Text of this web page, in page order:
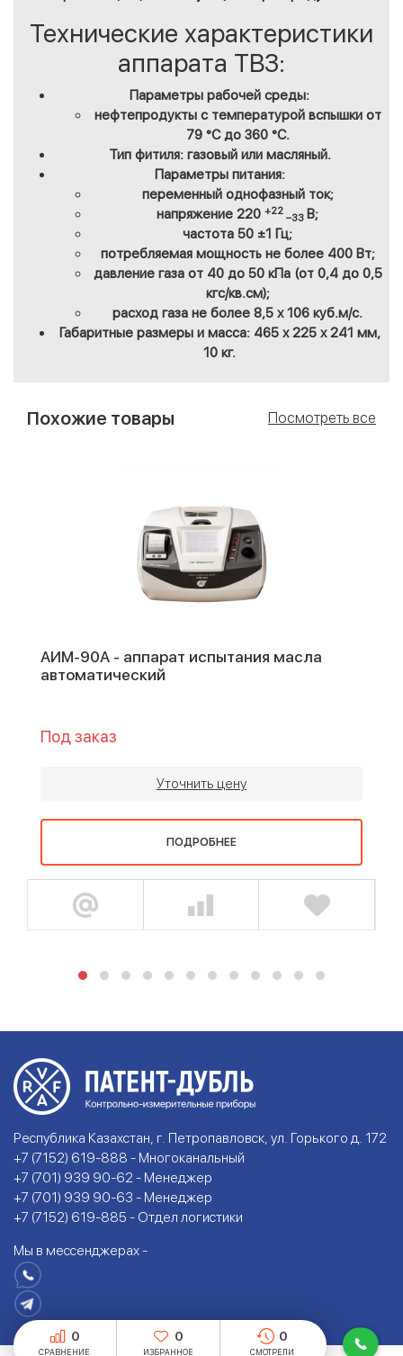
Технические характеристики
аппарата ТВЗ:
Параметры рабочей среды:
нефтепродукты с температурой вспышки от
79 °С до 360 °С.
Тип фитиля: газовый или масляный.
Параметры питания:
переменный однофазный ток;
напряжение 220 +22
–33 В;
частота 50 ±1 Гц;
потребляемая мощность не более 400 Вт;
давление газа от 40 до 50 кПа (от 0,4 до 0,5
кгс/кв.см);
расход газа не более 8,5 х 106 куб.м/с.
Габаритные размеры и масса: 465 х 225 х 241 мм,
10 кг.
Похожие товары Посмотреть все
АИМ-90А - аппарат испытания масла
автоматический
Под заказ
Уточнить цену
ПОДРОБНЕЕ
Республика Казахстан, г. Петропавловск, ул. Горького д. 172
+7 (7152) 619-888 - Многоканальный
+7 (701) 939 90-62 - Менеджер
+7 (701) 939 90-63 - Менеджер
+7 (7152) 619-885 - Отдел логистики
Мы в мессенджерах -
0
СРАВНЕНИЕ
0
ИЗБРАННОЕ
0
СМОТРЕЛИ